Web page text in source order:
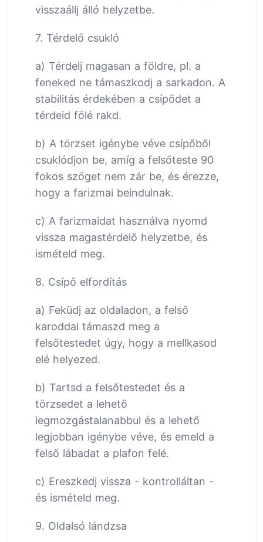
visszaállj álló helyzetbe.
7. Térdelő csukló
a) Térdelj magasan a földre, pl. a
feneked ne támaszkodj a sarkadon. A
stabilitás érdekében a csípődet a
térdeid fölé rakd.
b) A törzset igénybe véve csípőből
csuklódjon be, amíg a felsőteste 90
fokos szöget nem zár be, és érezze,
hogy a farizmai beindulnak.
c) A farizmaidat használva nyomd
vissza magastérdelő helyzetbe, és
ismételd meg.
8. Csípő elfordítás
a) Feküdj az oldaladon, a felső
karoddal támaszd meg a
felsőtestedet úgy, hogy a mellkasod
elé helyezed.
b) Tartsd a felsőtestedet és a
törzsedet a lehető
legmozgástalanabbul és a lehető
legjobban igénybe véve, és emeld a
felső lábadat a plafon felé.
c) Ereszkedj vissza - kontrolláltan -
és ismételd meg.
9. Oldalsó lándzsa